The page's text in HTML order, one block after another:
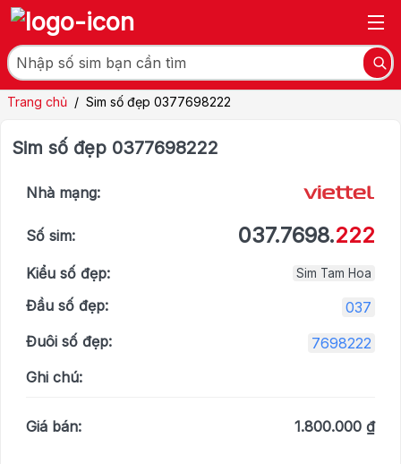
Trang chủ / Sim số đẹp 0377698222
Sim số đẹp 0377698222
Nhà mạng:
Số sim: 037.7698.222
Kiểu số đẹp: Sim Tam Hoa
Đầu số đẹp:
037
Đuôi số đẹp:
7698222
Ghi chú:
Giá bán: 1.800.000 ₫